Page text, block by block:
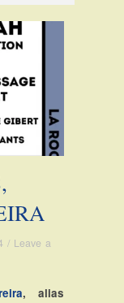
/ Leave a
, alias